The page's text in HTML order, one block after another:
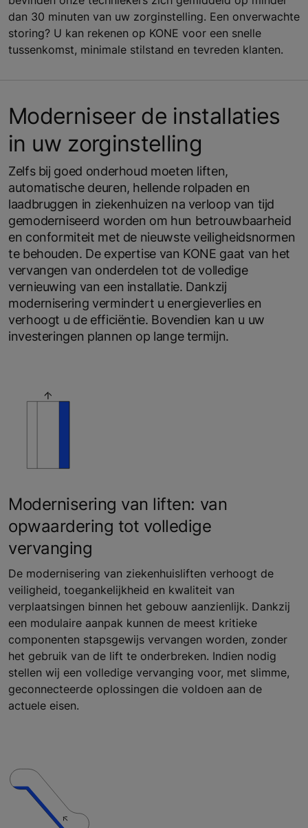
dan 30 minuten van uw zorginstelling. Een onverwachte
storing? U kan rekenen op KONE voor een snelle
tussenkomst, minimale stilstand en tevreden klanten.
Moderniseer de installaties
in uw zorginstelling
Zelfs bij goed onderhoud moeten liften,
automatische deuren, hellende rolpaden en
laadbruggen in ziekenhuizen na verloop van tijd
gemoderniseerd worden om hun betrouwbaarheid
en conformiteit met de nieuwste veiligheidsnormen
te behouden. De expertise van KONE gaat van het
vervangen van onderdelen tot de volledige
vernieuwing van een installatie. Dankzij
modernisering vermindert u energieverlies en
verhoogt u de efficiëntie. Bovendien kan u uw
investeringen plannen op lange termijn.
Modernisering van liften: van
opwaardering tot volledige
vervanging
De modernisering van ziekenhuisliften verhoogt de
veiligheid, toegankelijkheid en kwaliteit van
verplaatsingen binnen het gebouw aanzienlijk. Dankzij
een modulaire aanpak kunnen de meest kritieke
componenten stapsgewijs vervangen worden, zonder
het gebruik van de lift te onderbreken. Indien nodig
stellen wij een volledige vervanging voor, met slimme,
geconnecteerde oplossingen die voldoen aan de
actuele eisen.